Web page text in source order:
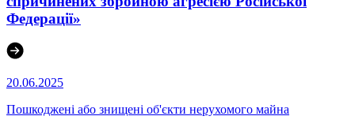
Федерації»
20.06.2025
Пошкоджені або знищені об'єкти нерухомого майна